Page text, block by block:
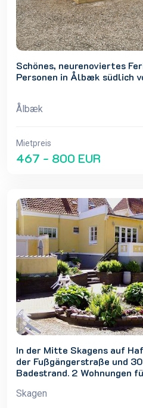
Schönes, neurenoviertes
Personen in Ålbæk südlich
Ålbæk
Mietpreis
467 - 800 EUR
In der Mitte Skagens auf
der Fußgängerstraße und
Badestrand. 2 Wohnungen
zusammen für 12 Personen.
Skagen